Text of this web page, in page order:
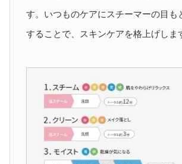
す。いつものケアにスチーマーの目も
することで、スキンケアを格上げしま